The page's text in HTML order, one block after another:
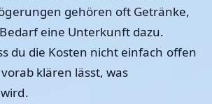
gehören oft Getränke,
eine Unterkunft dazu.
du die Kosten nicht einfach offen
klären lässt, was